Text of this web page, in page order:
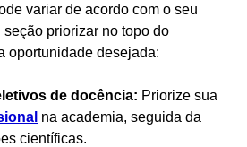
variar de acordo com o seu
priorizar no topo do
oportunidade desejada:
de docência: Priorize sua
na academia, seguida da
científicas.